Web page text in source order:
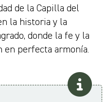
de la Capilla del
la historia y la
donde la fe y la
en perfecta armonía.